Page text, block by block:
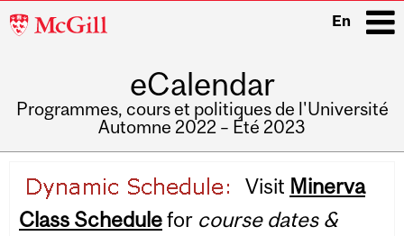
McGill
En
eCalendar
Programmes, cours et politiques de l'Université
Automne 2022 – Été 2023
navigation
Visit Minerva
Class Schedulefor course dates &